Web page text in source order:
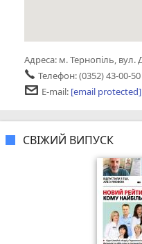
Адреса: м. Тернопіль, вул.
Телефон:(0352) 43-00-50
E-mail: [email protected]
СВІЖИЙ ВИПУСК